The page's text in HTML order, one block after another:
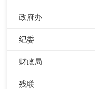
政府办
纪委
财政局
残联